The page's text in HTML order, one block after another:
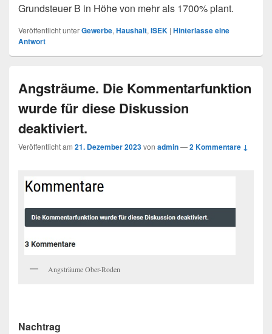
Grundsteuer B in Höhe von mehr als 1700% plant.
Veröffentlicht unterGewerbe, Haushalt, ISEK | Hinterlasse eine
Antwort
Angsträume. Die Kommentarfunktion
wurde für diese Diskussion
deaktiviert.
Veröffentlicht am 21. Dezember 2023von admin—2 Kommentare ↓
Angsträume Ober-Roden
Nachtrag